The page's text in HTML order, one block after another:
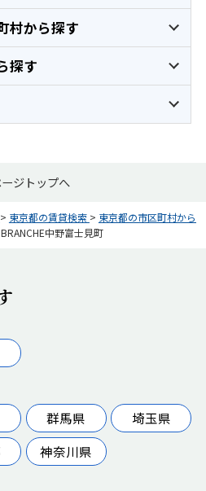
村から探す
探す
ジトップへ
> 東京都の賃貸検索 > 東京都の市区町村から
BRANCHE中野富士見町
群馬県
埼玉県
神奈川県